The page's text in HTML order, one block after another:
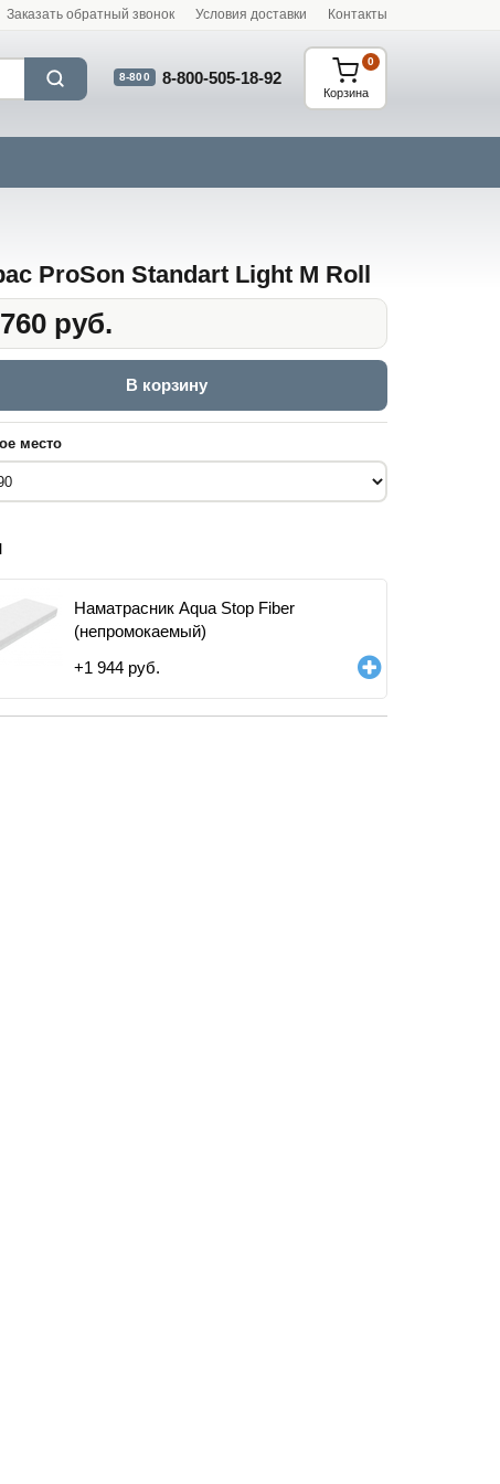
Заказать обратный звонок Условия доставки Контакты
8-800 8-800-505-18-92
Корзина
0
ProSon Standart Light M Roll
руб.
В корзину
место
Наматрасник Aqua Stop Fiber
(непромокаемый)
+1 944 руб.